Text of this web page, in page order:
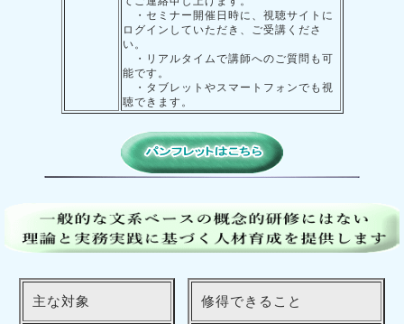
・セミナー開催日時に、視聴サイトに
ログインしていただき、ご受講くださ
い。
・リアルタイムで講師へのご質問も可
能です。
・タブレットやスマートフォンでも視
聴できます。
主な対象 修得できること